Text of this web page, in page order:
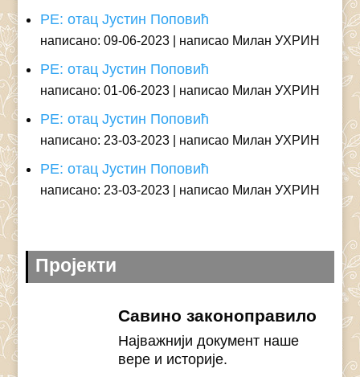
РЕ: отац Јустин Поповић
написано: 09-06-2023 написао Милан УХРИН
РЕ: отац Јустин Поповић
написано: 01-06-2023 написао Милан УХРИН
РЕ: отац Јустин Поповић
написано: 23-03-2023 написао Милан УХРИН
РЕ: отац Јустин Поповић
написано: 23-03-2023 написао Милан УХРИН
Пројекти
Савино законоправило
Најважнији документ наше
вере и историје.